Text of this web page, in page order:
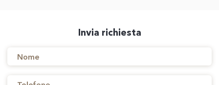
Invia richiesta